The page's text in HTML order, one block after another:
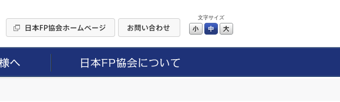
文字サイズ
小 中